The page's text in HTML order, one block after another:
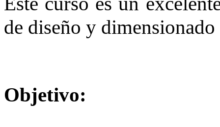
de diseño y
Objetivo: